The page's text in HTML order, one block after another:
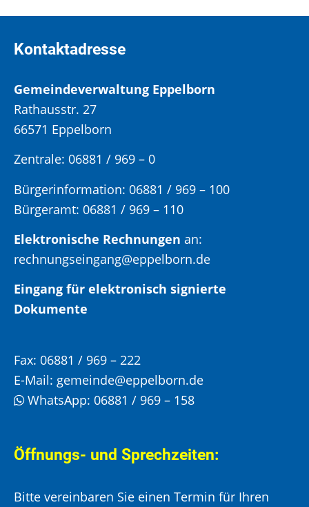
Kontaktadresse
Gemeindeverwaltung Eppelborn
Rathausstr. 27
66571 Eppelborn
Zentrale: 06881 / 969 – 0
Bürgerinformation: 06881 / 969 – 100
Bürgeramt: 06881 / 969 – 110
Elektronische Rechnungen an:
rechnungseingang@eppelborn.de
Eingang für elektronisch signierte
Dokumente
Fax: 06881 / 969 – 222
E-Mail: gemeinde@eppelborn.de
WhatsApp: 06881 / 969 – 158
Öffnungs- und Sprechzeiten:
Bitte vereinbaren Sie einen Termin für Ihren